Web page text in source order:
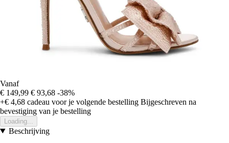
Vanaf
€ 149,99 € 93,68 -38%
+€ 4,68 cadeau voor je volgende bestelling Bijgeschreven na
bevestiging van je bestelling
Loading...
Beschrijving